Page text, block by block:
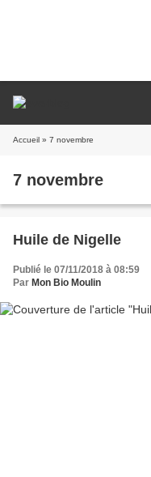
Accueil » 7 novembre
7 novembre
Huile de Nigelle
Publié le 07/11/2018 à 08:59
Par Mon Bio Moulin